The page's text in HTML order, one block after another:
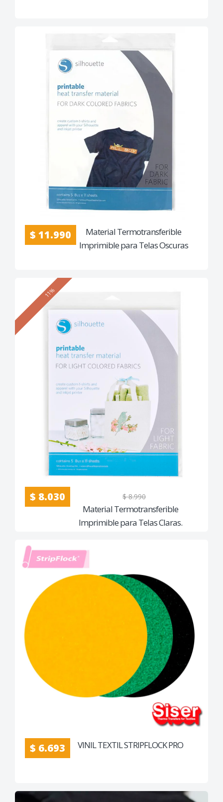
$ 11.990
Material Termotransferible
Imprimible para Telas Oscuras
11%
$ 8.030 $ 8.990
Material Termotransferible
Imprimible para Telas Claras.
$ 6.693 VINIL TEXTIL STRIPFLOCK PRO